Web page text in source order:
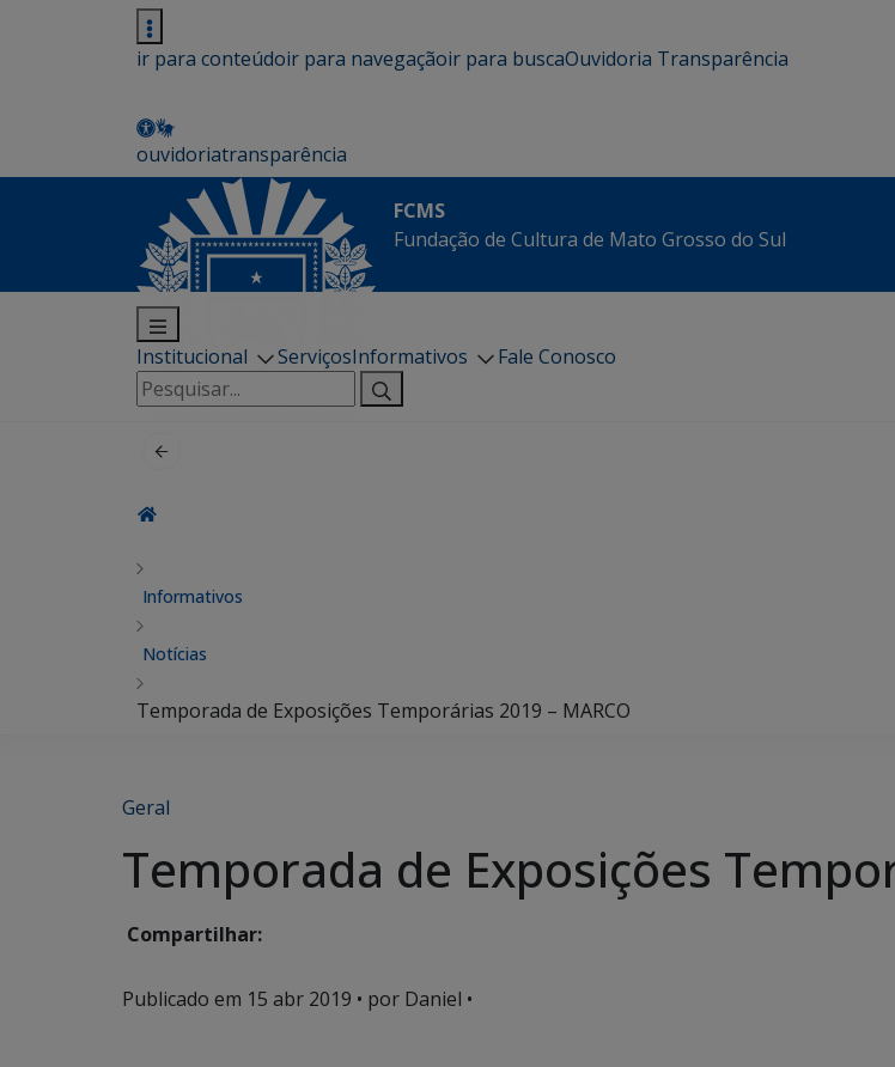
ir para conteúdoir para navegaçãoir para buscaOuvidoria Transparência
ouvidoriatransparência
FCMS
Fundação de Cultura de Mato Grosso do Sul
Institucional ServiçosInformativos
Fale Conosco
Pesquisar
por:
Informativos
Notícias
Temporada de Exposições Temporárias 2019 – MARCO
Geral
Temporada de Exposições
Compartilhar:
Publicado em 15 abr 2019 • por Daniel •